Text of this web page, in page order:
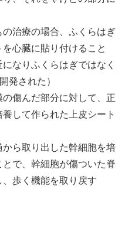
の治療の場合、ふくらはぎ
心臓に貼り付けること
なりふくらはぎではなく
発された）
の傷んだ部分に対して、正
して作られた上皮シート
から取り出した幹細胞を培
で、幹細胞が傷ついた脊
歩く機能を取り戻す